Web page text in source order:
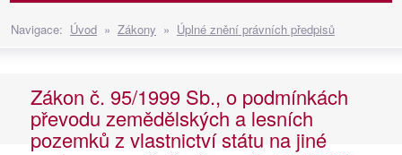
Navigace: Úvod » Zákony » Úplné znění právních předpisů
Zákon č. 95/1999 Sb., o podmínkách
převodu zemědělských a lesních
pozemků z vlastnictví státu na jiné